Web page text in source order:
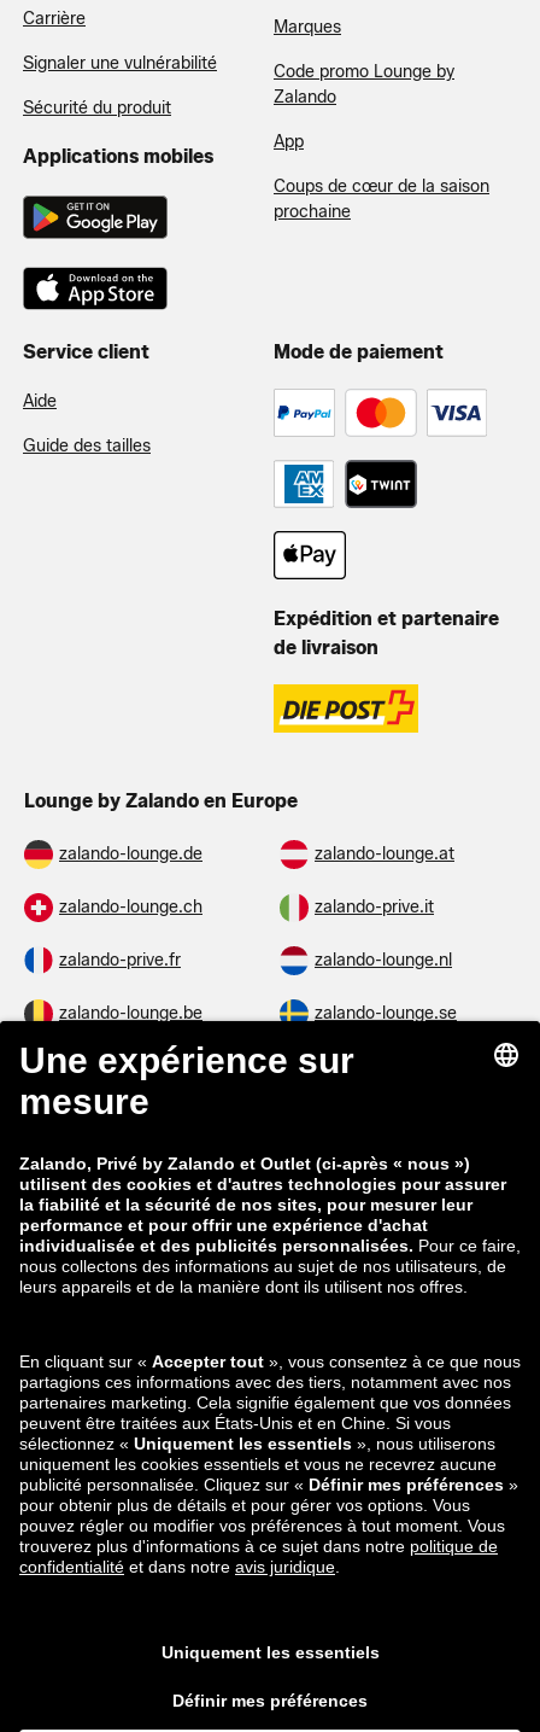
Carrière
Signaler une vulnérabilité
Sécurité du produit
Applications mobiles
Marques
Code promo Lounge by
Zalando
App
Coups de cœur de la saison
prochaine
Service client
Aide
Guide des tailles
Mode de paiement
Expédition et partenaire
de livraison
Lounge by Zalando en Europe
zalando-lounge.de zalando-lounge.at
zalando-lounge.ch zalando-prive.it
zalando-prive.fr zalando-lounge.nl
zalando-lounge.be zalando-lounge.se
zalando-lounge.fi zalando-lounge.dk
zalando-lounge.co.uk
zalando-prive.es zalando-lounge.cz
zalando-lounge.lt zalando-lounge.sk
zalando-lounge.ro zalando-lounge.hr
zalando-lounge.lu zalando-lounge.ee
zalando-lounge.lv zalando-lounge.no
Retrouvez-nous
aussi sur
prix de vente conseillé